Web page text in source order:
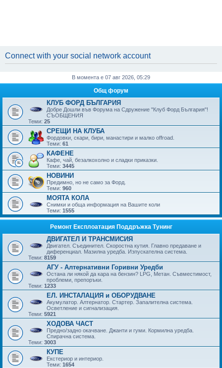
Connect with your social network account
В момента е 07 авг 2026, 05:29
Общ форум
КЛУБ ФОРД БЪЛГАРИЯ
Добре Дошли във Форума на Сдружение "Клуб Форд България"!
СЪОБЩЕНИЯ
Теми: 25
СРЕЩИ НА КЛУБА
Фордовки, скари, бири, манaстири и малко offroad.
Теми: 61
КАФЕНЕ
Кафе, чай, безалкохолно и сладки приказки.
Теми: 3445
НОВИНИ
Предимно, но не само за Форд.
Теми: 960
МОЯТА КОЛА
Снимки и обща информация на Вашите коли
Теми: 1555
Ремонт Експлоатация Поддръжка Тунинг
ДВИГАТЕЛ И ТРАНСМИСИЯ
Двигател. Съединител. Скоростна кутия. Главно предаване и
диференциал. Мазилна уредба. Изпускателна система.
Теми: 8159
АГУ - Алтернативни Горивни Уредби
Остана ли някой да кара на бензин? LPG, Метан. Съвместимост,
проблеми, препоръки.
Теми: 1233
ЕЛ. ИНСТАЛАЦИЯ и ОБОРУДВАНЕ
Акумулатор. Алтернатор. Стартер. Запалителна система.
Осветление и сигнализация.
Теми: 5921
ХОДОВА ЧАСТ
Предно/задно окачване. Джанти и гуми. Кормилна уредба.
Спирачна система.
Теми: 3003
КУПЕ
Екстериор и интериор.
Теми: 1654